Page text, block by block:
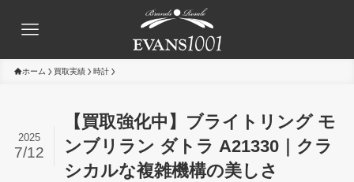
ホーム 買取実績 時計
【買取強化中】ブライトリング モ
ンブリラン ダトラ A21330｜クラ
シカルな複雑機構の美しさ
2025
7/12